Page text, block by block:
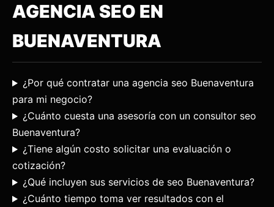
AGENCIA SEO EN
BUENAVENTURA
¿Por qué contratar una agencia seo Buenaventura
para mi negocio?
¿Cuánto cuesta una asesoría con un consultor seo
Buenaventura?
¿Tiene algún costo solicitar una evaluación o
cotización?
¿Qué incluyen sus servicios de seo Buenaventura?
¿Cuánto tiempo toma ver resultados con el